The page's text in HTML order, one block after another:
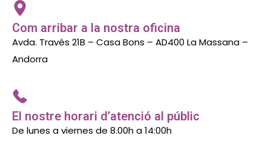
Com arribar a la nostra oficina
Avda. Través 21B – Casa Bons – AD400 La Massana –
Andorra
El nostre horari d’atenció al públic
De lunes a viernes de 8.00h a 14:00h